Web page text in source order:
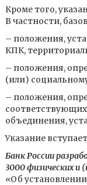
Кроме того,
В частности,
– положения,
КПК,
– положения,
(или)
– положения,
объединения,
Указание
Банк России
3000 физических и
«Об